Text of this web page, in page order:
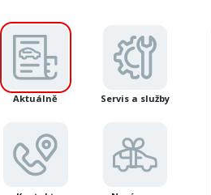
Aktuálně Servis a služby